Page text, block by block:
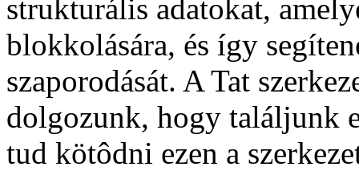
strukturális adatokat,
blokkolására, és így
szaporodását. A Tat
dolgozunk, hogy találjunk
tud kötôdni ezen a